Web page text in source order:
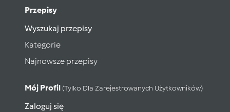
Przepisy
Wyszukaj przepisy
Kategorie
Najnowsze przepisy
Mój Profil (tylko Dla Zarejestrowanych Użytkowników)
Zaloguj się